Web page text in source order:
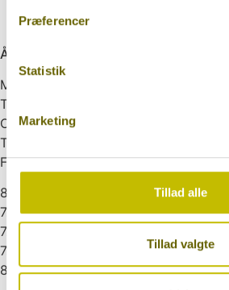
Præferencer
Statistik
Marketing
Tillad alle
Tillad valgte
86463061
Åbningstider
Mandag
Tirsdag
Onsdag
Torsdag
Fredag
8.00-17.00
7.00-17.00
7.00-16.00
7.00-17.40
8.00-14.30